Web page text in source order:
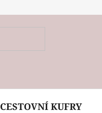
CESTOVNÍ KUFRY